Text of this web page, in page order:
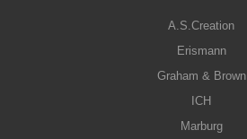
A.S.Creation
Erismann
Graham & Brown
ICH
Marburg